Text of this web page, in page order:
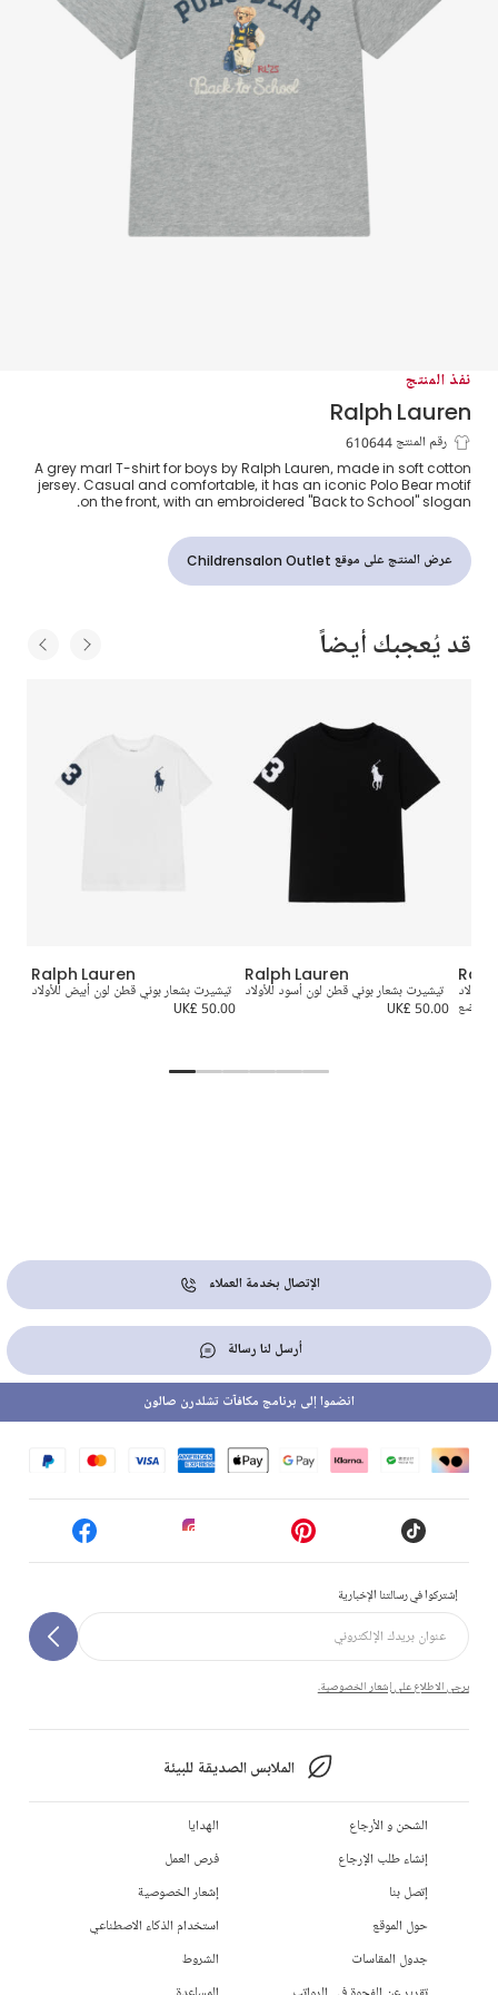
نفذ المنتج
Ralph Lauren
تيشيرت بشعار دب بولو لون رمادي مارل
للأولاد
رقم المنتج 610644
A grey marl T-shirt for boys by Ralph Lauren, made in soft cotton
jersey. Casual and comfortable, it has an iconic Polo Bear motif
on the front, with an embroidered "Back to School" slogan.
عرض المنتج على موقع Childrensalon Outlet
قد يُعجبك أيضاً
Ralph Lauren
تيشيرت بشعار بوني قطن لون أبيض للأولاد
UK£ 50.00
Ralph Lauren
تيشيرت بشعار بوني قطن لون أسود للأولاد
UK£ 50.00 الرضع
الإتصال بخدمة العملاء
أرسل لنا رسالة
إشتركوا في رسالتنا الإخبارية
يرجى الاطلاع على إشعار الخصوصية.
الملابس الصديقة للبيئة
انضموا إلى برنامج مكافآت تشلدرن صالون
الشحن و الأرجاع
إنشاء طلب الإرجاع
إتصل بنا
حول الموقع
جدول المقاسات
الهدايا
فرص العمل
إشعار الخصوصية
استخدام الذكاء الاصطناعي
الشروط